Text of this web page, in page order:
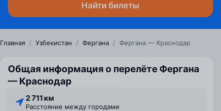
Найти билеты
Главная / Узбекистан / Фергана / Фергана — Краснодар
Общая информация о перелёте Фергана
— Краснодар
2 711 км
Расстояние между городами